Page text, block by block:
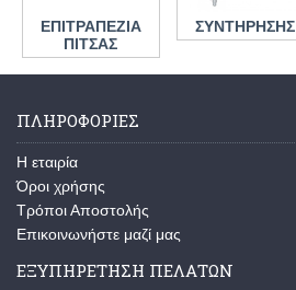
ΕΠΙΤΡΑΠΕΖΙΑ
ΠΙΤΣΑΣ
ΣΥΝΤΗΡΗΣΗΣ
ΠΛΗΡΟΦΟΡΙΕΣ
H εταιρία
Όροι χρήσης
Τρόποι Αποστολής
Επικοινωνήστε μαζί μας
ΕΞΥΠΗΡΕΤΗΣΗ ΠΕΛΑΤΩΝ